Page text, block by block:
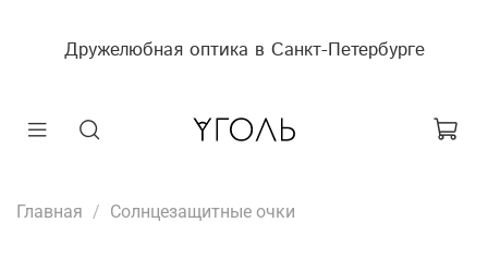
Дружелюбная оптика в Санкт-Петербурге
Главная Солнцезащитные очки